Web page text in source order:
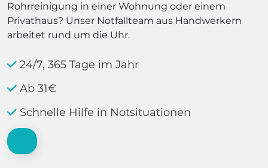
Rohrreinigung in einer Wohnung oder einem
Privathaus? Unser Notfallteam aus Handwerkern
arbeitet rund um die Uhr.
24/7, 365 Tage im Jahr
Ab 31€
Schnelle Hilfe in Notsituationen